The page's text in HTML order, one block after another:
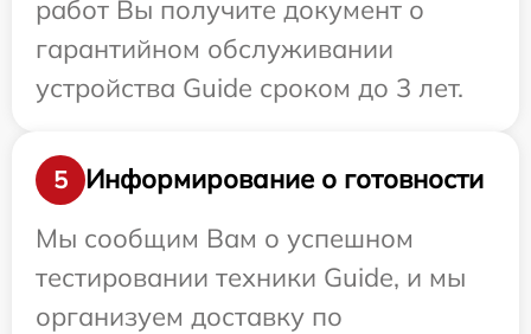
работ Вы получите документ о
гарантийном обслуживании
устройства Guide сроком до 3 лет.
5
Информирование о готовности
Мы сообщим Вам о успешном
тестировании техники Guide, и мы
организуем доставку по